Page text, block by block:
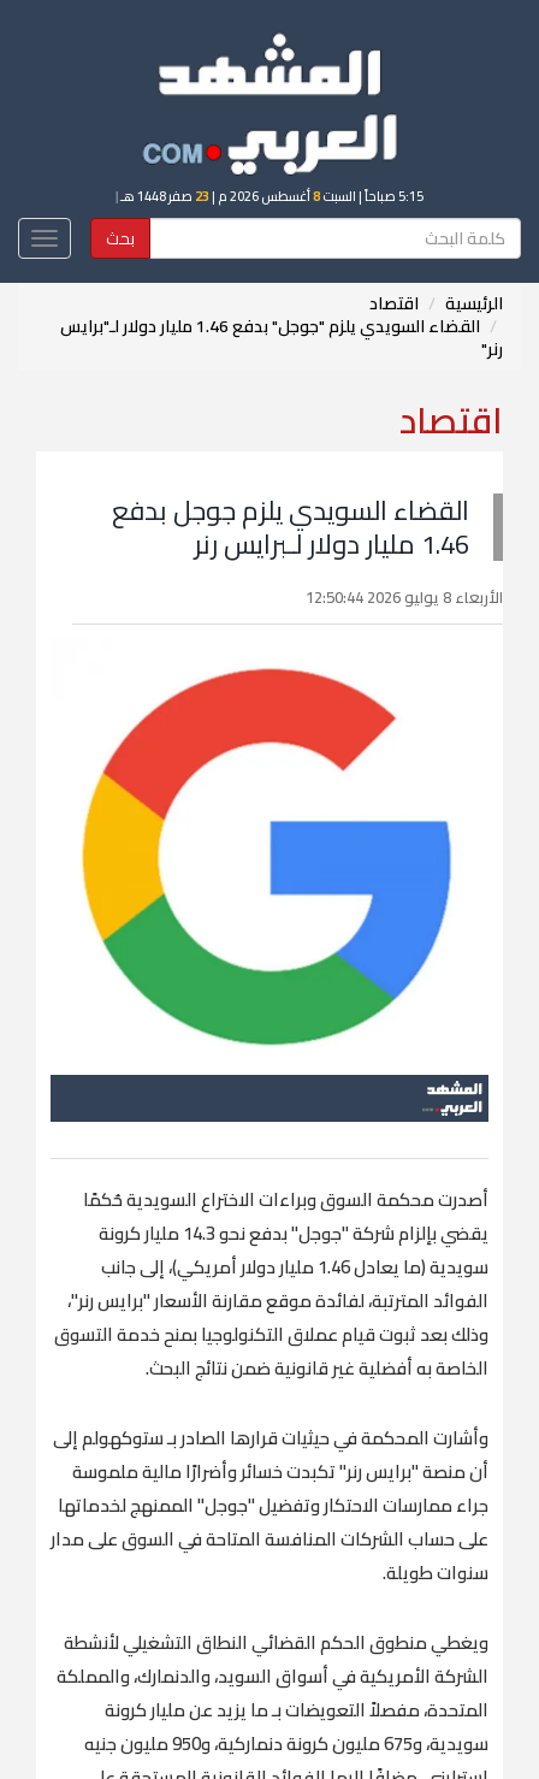
5:15 صباحاً | السبت8أغسطس 2026 م | 23 صفر 1448 هـ |
بحث
الرئيسية اقتصاد
القضاء السويدي يلزم "جوجل" بدفع 1.46 مليار دولار لـ"برايس
رنر"
اقتصاد
القضاء السويدي يلزم جوجل بدفع
1.46 مليار دولار لـبرايس رنر
الأربعاء 8 يوليو 2026 12:50:44
أصدرت محكمة السوق وبراءات الاختراع السويدية حُكمًا
يقضي بإلزام شركة "جوجل" بدفع نحو 14.3 مليار كرونة
سويدية (ما يعادل 1.46 مليار دولار أمريكي)، إلى جانب
الفوائد المترتبة، لفائدة موقع مقارنة الأسعار "برايس رنر"،
وذلك بعد ثبوت قيام عملاق التكنولوجيا بمنح خدمة التسوق
الخاصة به أفضلية غير قانونية ضمن نتائج البحث.
وأشارت المحكمة في حيثيات قرارها الصادر بـ ستوكهولم إلى
أن منصة "برايس رنر" تكبدت خسائر وأضرارًا مالية ملموسة
جراء ممارسات الاحتكار وتفضيل "جوجل" الممنهج لخدماتها
على حساب الشركات المنافسة المتاحة في السوق على مدار
سنوات طويلة.
ويغطي منطوق الحكم القضائي النطاق التشغيلي لأنشطة
الشركة الأمريكية في أسواق السويد، والدنمارك، والمملكة
المتحدة، مفصلاً التعويضات بـ ما يزيد عن مليار كرونة
سويدية، و675 مليون كرونة دنماركية، و950 مليون جنيه